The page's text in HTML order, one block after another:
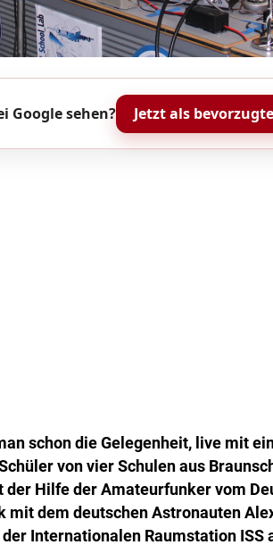
Google sehen? Jetzt als
schon die Gelegenheit, live mit
von vier Schulen aus
Hilfe der Amateurfunker vom
mit dem deutschen Astronauten
Internationalen Raumstation ISS